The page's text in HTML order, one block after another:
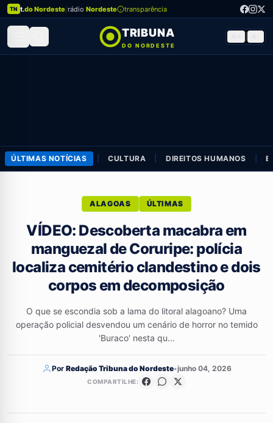
TN t.do Nordeste rádio Nordeste transparência
TRIBUNA
DO NORDESTE
ÚLTIMAS NOTÍCIAS CULTURA DIREITOS HUMANOS
ALAGOAS ÚLTIMAS
VÍDEO: Descoberta macabra em
manguezal de Coruripe: polícia
localiza cemitério clandestino e dois
corpos em decomposição
O que se escondia sob a lama do litoral alagoano? Uma
operação policial desvendou um cenário de horror no temido
'Buraco' nesta qu...
Por Redação Tribuna do Nordeste•junho 04, 2026
COMPARTILHE: